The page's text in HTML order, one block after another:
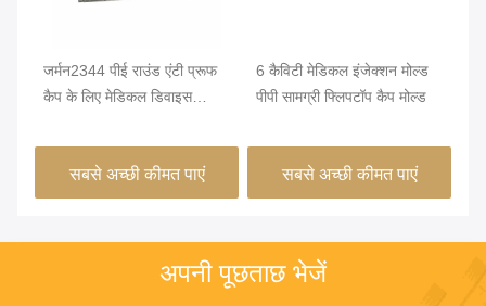
जर्मन2344 पीई राउंड एंटी प्रूफ
कैप के लिए मेडिकल डिवाइस
सबसे अच्छी कीमत पाएं
6 कैविटी मेडिकल इंजेक्शन मोल्ड
पीपी सामग्री फ्लिपटॉप कैप मोल्ड
सबसे अच्छी कीमत पाएं
अपनी पूछताछ भेजें